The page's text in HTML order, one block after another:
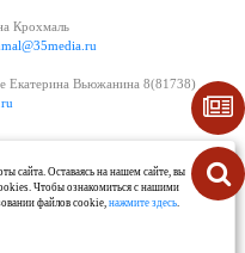
Крохмаль
Екатерина Вьюжанина 8(81738)
персональных данных
сайта. Оставаясь на нашем сайте, вы
Чтобы ознакомиться с нашими
файлов cookie,нажмите здесь.